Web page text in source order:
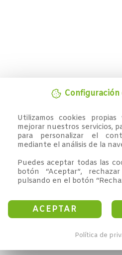
Configuración
Utilizamos cookies
mejorar nuestros servicios,
para personalizar el
mediante el análisis de la
Puedes aceptar todas las
botón “Aceptar”,
pulsando en el botón
ACEPTAR
Política de